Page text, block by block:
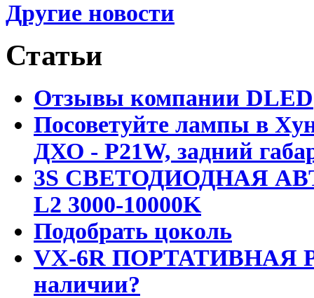
Другие новости
Статьи
Отзывы компании DLED
Посоветуйте лампы в
ДХО - P21W, задний
3S СВЕТОДИОДНАЯ
L2 3000-10000K
Подобрать цоколь
VX-6R ПОРТАТИВНАЯ
наличии?